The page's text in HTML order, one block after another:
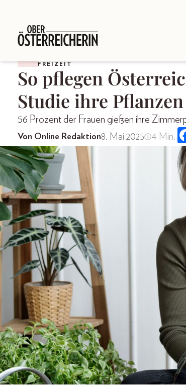
FREIZEIT
So pflegen
Studie ihre Pflanzen
56 Prozent der Frauen gießen ihre
Von Online Redaktion8. Mai 2025 4 Min.